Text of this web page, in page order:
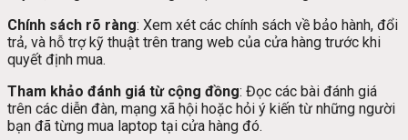
Chính sách rõ ràng: Xem xét các chính sách về bảo hành, đổi
trả, và hỗ trợ kỹ thuật trên trang web của cửa hàng trước khi
quyết định mua.
Tham khảo đánh giá từ cộng đồng: Đọc các bài đánh giá
trên các diễn đàn, mạng xã hội hoặc hỏi ý kiến từ những người
bạn đã từng mua laptop tại cửa hàng đó.